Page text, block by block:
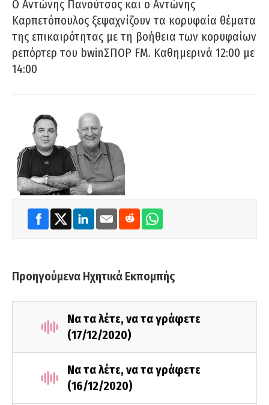
Ο Αντώνης Πανούτσος και ο Αντώνης
Καρπετόπουλος ξεψαχνίζουν τα κορυφαία θέματα
της επικαιρότητας με τη βοήθεια των κορυφαίων
ρεπόρτερ του bwinΣΠΟΡ FM. Καθημερινά 12:00 με
14:00
Προηγούμενα Ηχητικά Εκπομπής
Να τα λέτε, να τα γράφετε
(17/12/2020)
Να τα λέτε, να τα γράφετε
(16/12/2020)